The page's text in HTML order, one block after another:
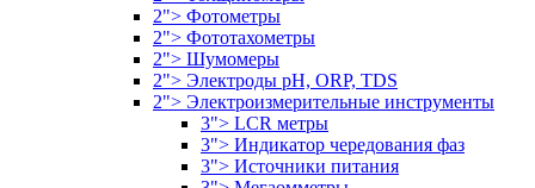
2"> Фотометры
2"> Фототахометры
2"> Шумомеры
2"> Электроды pH, ORP, TDS
2"> Электроизмерительные инструменты
3"> LCR метры
3"> Индикатор чередования фаз
3"> Источники питания